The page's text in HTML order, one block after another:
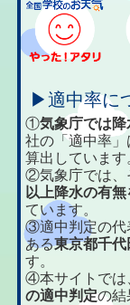
▶適中率に
①気象庁では
社の「適中率
算出しています
②気象庁では、
以上降水の有
ています。
③適中判定の代
ある東京都千
す。
④本サイトでは
の適中判定の結